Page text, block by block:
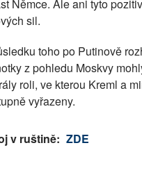
Němce. Ale ani tyto
sil.
toho po Putinově
z pohledu Moskvy
roli, ve kterou Kreml a
vyřazeny.
v ruštině: ZDE